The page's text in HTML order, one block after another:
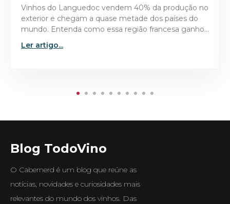
Descubra os detalhes técnicos e históricos que
tornaram o Domaine de la Romanée-Conti 1945 a
garrafa mais valiosa já leiloada no mercado de vinhos
Ler artigo...
Blog TodoVino
O Cabernerd é um blog que reúne as
notícias, novidades e curiosidades mais
relevantes do mundo dos vinhos. Das